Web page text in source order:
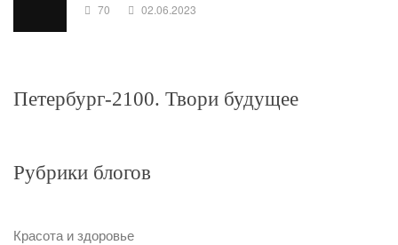
70 02.06.2023
Петербург-2100. Твори будущее
Рубрики блогов
Красота и здоровье